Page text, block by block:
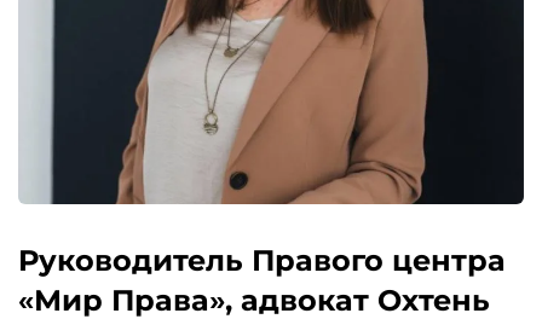
Руководитель Правого центра
«Мир Права», адвокат Охтень